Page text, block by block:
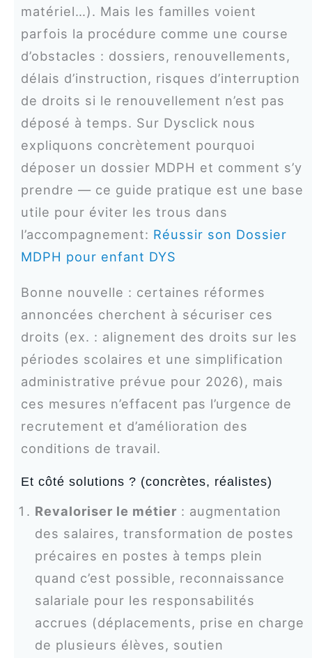
matériel…). Mais les familles voient
parfois la procédure comme une course
d’obstacles : dossiers, renouvellements,
délais d’instruction, risques d’interruption
de droits si le renouvellement n’est pas
déposé à temps. Sur Dysclick nous
expliquons concrètement pourquoi
déposer un dossier MDPH et comment s’y
prendre — ce guide pratique est une base
utile pour éviter les trous dans
l’accompagnement: Réussir son Dossier
MDPH pour enfant DYS
Bonne nouvelle : certaines réformes
annoncées cherchent à sécuriser ces
droits (ex. : alignement des droits sur les
périodes scolaires et une simplification
administrative prévue pour 2026), mais
ces mesures n’effacent pas l’urgence de
recrutement et d’amélioration des
conditions de travail.
Et côté solutions ? (concrètes, réalistes)
Revaloriser le métier : augmentation
des salaires, transformation de postes
précaires en postes à temps plein
quand c’est possible, reconnaissance
salariale pour les responsabilités
accrues (déplacements, prise en charge
de plusieurs élèves, soutien